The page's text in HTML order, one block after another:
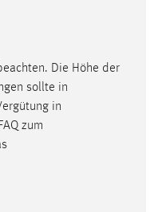
Die Höhe der
sollte in
in
zum